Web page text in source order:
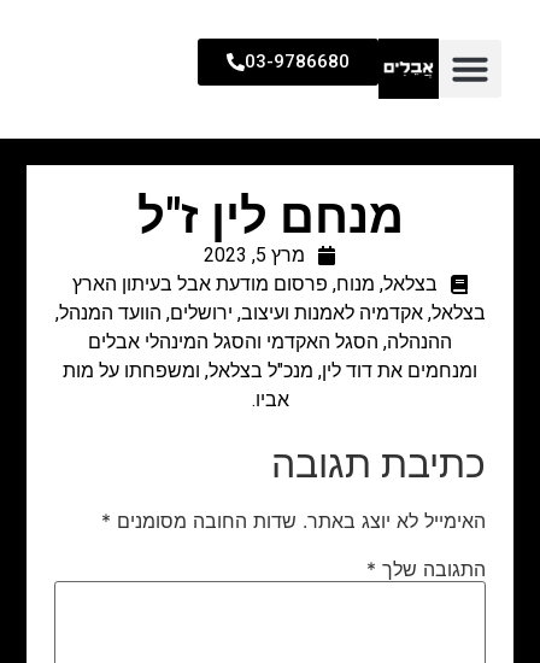
03-9786680
מנחם לין ז"ל
מרץ 5, 2023
בצלאל, מנוח, פרסום מודעת אבל בעיתון הארץ
בצלאל, אקדמיה לאמנות ועיצוב, ירושלים, הוועד המנהל,
ההנהלה, הסגל האקדמי והסגל המינהלי אבלים
ומנחמים את דוד לין, מנכ"ל בצלאל, ומשפחתו על מות
אביו.
כתיבת תגובה
האימייל לא יוצג באתר. שדות החובה מסומנים *
התגובה שלך *